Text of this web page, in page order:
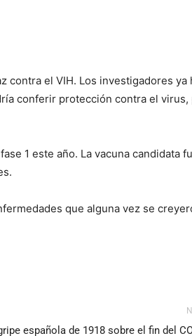
contra el VIH. Los investigadores ya
conferir protección contra el virus,
1 este año. La vacuna candidata
que alguna vez se
española de 1918 sobre el fin del